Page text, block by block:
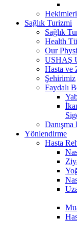
Sağlık Turizmi
Sağlık
Health
Our
USHAŞ
Hasta ve
Şehirimiz
Faydalı
Yönlendirme
Hasta